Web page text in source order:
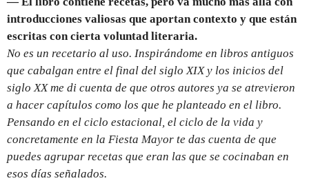
introducciones valiosas que aportan contexto y que están
escritas con cierta voluntad literaria.
No es un recetario al uso. Inspirándome en libros antiguos
que cabalgan entre el final del siglo XIX y los inicios del
siglo XX me di cuenta de que otros autores ya se atrevieron
a hacer capítulos como los que he planteado en el libro.
Pensando en el ciclo estacional, el ciclo de la vida y
concretamente en la Fiesta Mayor te das cuenta de que
puedes agrupar recetas que eran las que se cocinaban en
esos días señalados.